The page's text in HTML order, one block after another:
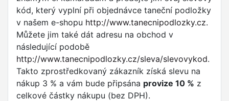
kód, který vyplní při objednávce taneční podložky
v našem e-shopu http://www.tanecnipodlozky.cz.
Můžete jim také dát adresu na obchod v
následující podobě
http://www.tanecnipodlozky.cz/sleva/slevovykod.
Takto zprostředkovaný zákazník získá slevu na
nákup 3 % a vám bude připsána provize 10 % z
celkové částky nákupu (bez DPH).